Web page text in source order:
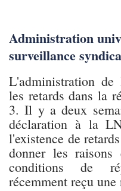
Administration
surveillance
L'administration
les retards dans la
3. Il y a deux
déclaration à la
l'existence de
donner les
conditions de
récemment reçu une